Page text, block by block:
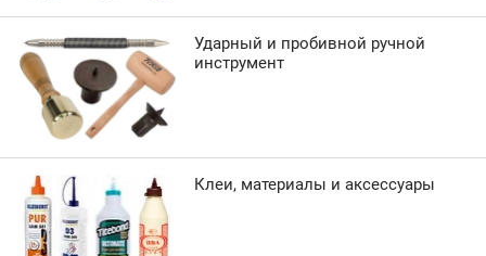
Ударный и пробивной ручной
инструмент
Клеи, материалы и аксессуары